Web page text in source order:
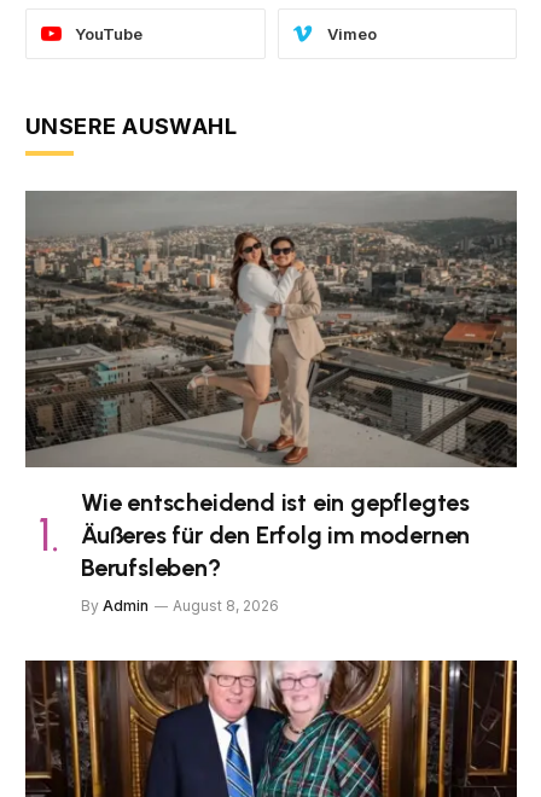
YouTube Vimeo
UNSERE AUSWAHL
Wie entscheidend ist ein gepflegtes
Äußeres für den Erfolg im modernen
Berufsleben?
By Admin August 8, 2026